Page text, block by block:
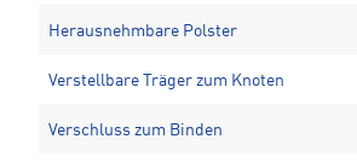
Herausnehmbare Polster
Verstellbare Träger zum Knoten
Verschluss zum Binden